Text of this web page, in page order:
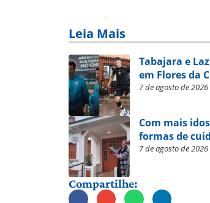
Leia Mais
Tabajara e
em Flores da
7 de agosto de 2026
Com mais
formas de
7 de agosto de 2026
Compartilhe: